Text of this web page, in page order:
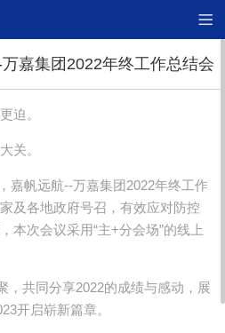
嘉集团2022年终工作总结会
迫。
关。
嘉帆远航--万嘉集团2022年终工作
及各地政府号召，有效应对防控
本次会议采用“主+分会场”的线上
，共同分享2022的成绩与感动，展
开启崭新篇章。